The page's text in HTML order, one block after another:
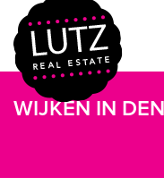
WIJKEN IN